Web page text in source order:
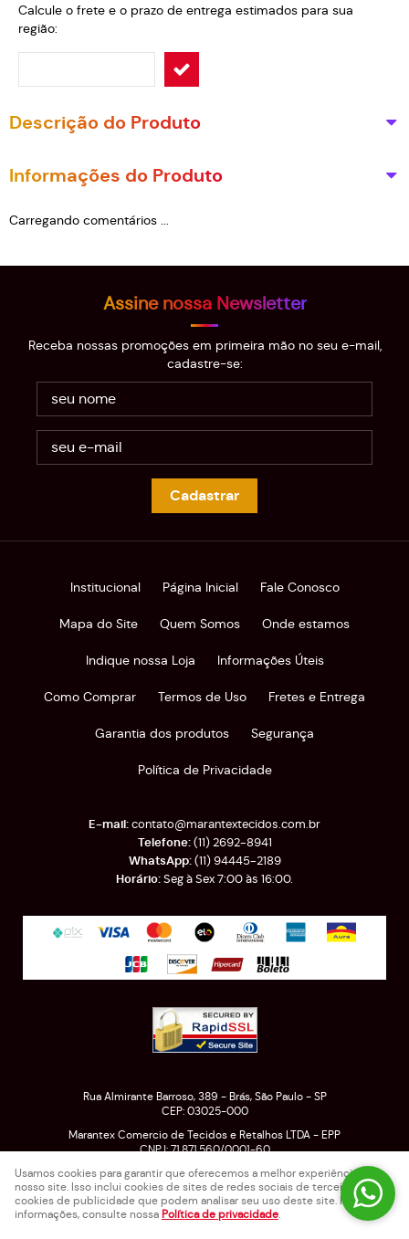
Calcule o frete e o prazo de entrega estimados para sua
região:
Descrição do Produto
Informações do Produto
Carregando comentários ...
Assine nossa Newsletter
Receba nossas promoções em primeira mão no seu e-mail,
cadastre-se:
Cadastrar
Institucional Página Inicial Fale Conosco
Mapa do Site Quem Somos Onde estamos
Indique nossa Loja Informações Úteis
Como Comprar Termos de Uso Fretes e Entrega
Garantia dos produtos Segurança
Política de Privacidade
(11)2692-8941
(11)94445-2189
Seg à Sex 7:00 às 16:00.
contato@marantextecidos.com.br
Rua Almirante Barroso, 389 - Brás, São Paulo- SP
CEP: 03025-000
Marantex Comercio de Tecidos e Retalhos LTDA - EPP
CNPJ: 71.871.560/0001-60
LOJA VIRTUAL CRIADA POR
Usamos cookies para garantir que oferecemos a melhor experiência em
nosso site. Isso inclui cookies de sites de redes sociais de terceiros e
cookies de publicidade que podem analisar seu uso deste site. Para mais
informações, consulte nossa Política de privacidade.